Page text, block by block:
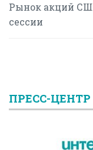
Рынок акций
сессии
ПРЕСС-ЦЕНТР